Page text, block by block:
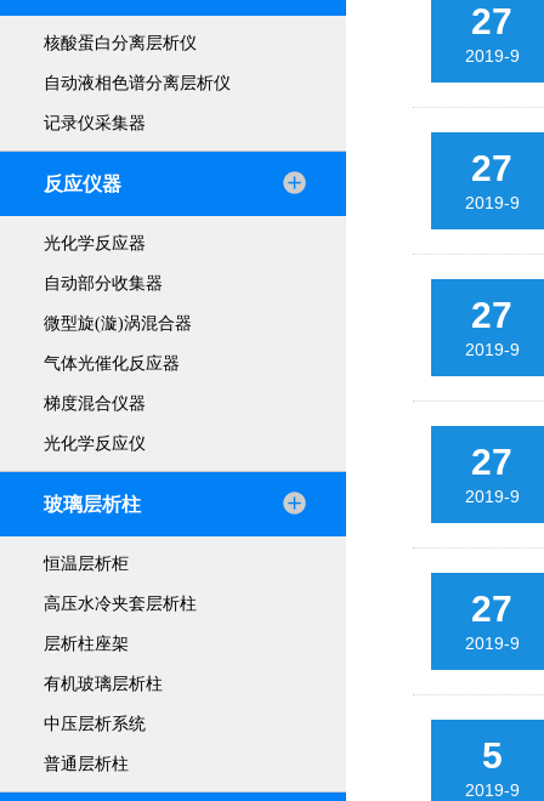
核酸蛋白分离层析仪
自动液相色谱分离层析仪
记录仪采集器
反应仪器
光化学反应器
自动部分收集器
微型旋(漩)涡混合器
气体光催化反应器
梯度混合仪器
光化学反应仪
玻璃层析柱
恒温层析柜
高压水冷夹套层析柱
层析柱座架
有机玻璃层析柱
中压层析系统
普通层析柱
27
2019-9
27
2019-9
27
2019-9
27
2019-9
27
2019-9
5
2019-9